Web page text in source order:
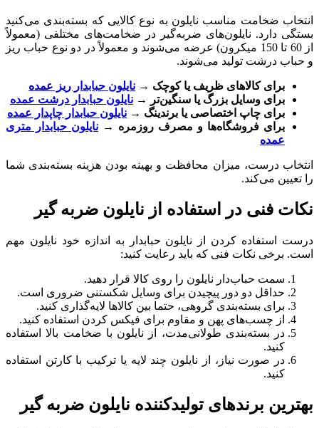
انتخاب ضخامت مناسب نایلون به نوع کالایی که بسته‌بندی می‌کنید
بستگی دارد. نایلون‌های ضربه‌گیر در ضخامت‌های مختلفی (معمولاً
از 60 تا 150 میکرون) عرضه می‌شوند و معمولاً در دو نوع حباب ریز
و حباب درشت تولید می‌شوند.
برای کالاهای ظریف یا کوچک → نایلون حبابدار ریز عمده
برای وسایل بزرگ یا سنگین‌تر
→ نایلون حبابدار درشت عمده
برای چاپ اختصاصی یا برندینگ → نایلون حبابدار چاپدار عمده
برای فروشگاه‌ها و مصرف روزمره → نایلون حبابدار متری
عمده
انتخاب درست، میزان محافظت و بهینه بودن هزینه بسته‌بندی شما
را تعیین می‌کند.
نکات فنی در استفاده از نایلون ضربه گیر
درست استفاده کردن از نایلون حبابدار به اندازه خود نایلون مهم
است. برخی نکات فنی که باید رعایت کنید:
سمت حباب‌دار نایلون را روی کالا قرار دهید.
حداقل دو دور پیچیدن برای وسایل شکستنی ضروری است.
برای بسته‌بندی گروهی، حتما بین کالاها لایه‌گذاری کنید.
از چسب‌های پهن و مقاوم برای فیکس کردن استفاده کنید.
در بسته‌بندی طولانی‌مدت، از نایلون با ضخامت بالا استفاده
کنید.
در صورت نیاز، از نایلون چند لایه یا ترکیب با کارتن استفاده
کنید.
بهترین برندهای تولیدکننده نایلون ضربه گیر